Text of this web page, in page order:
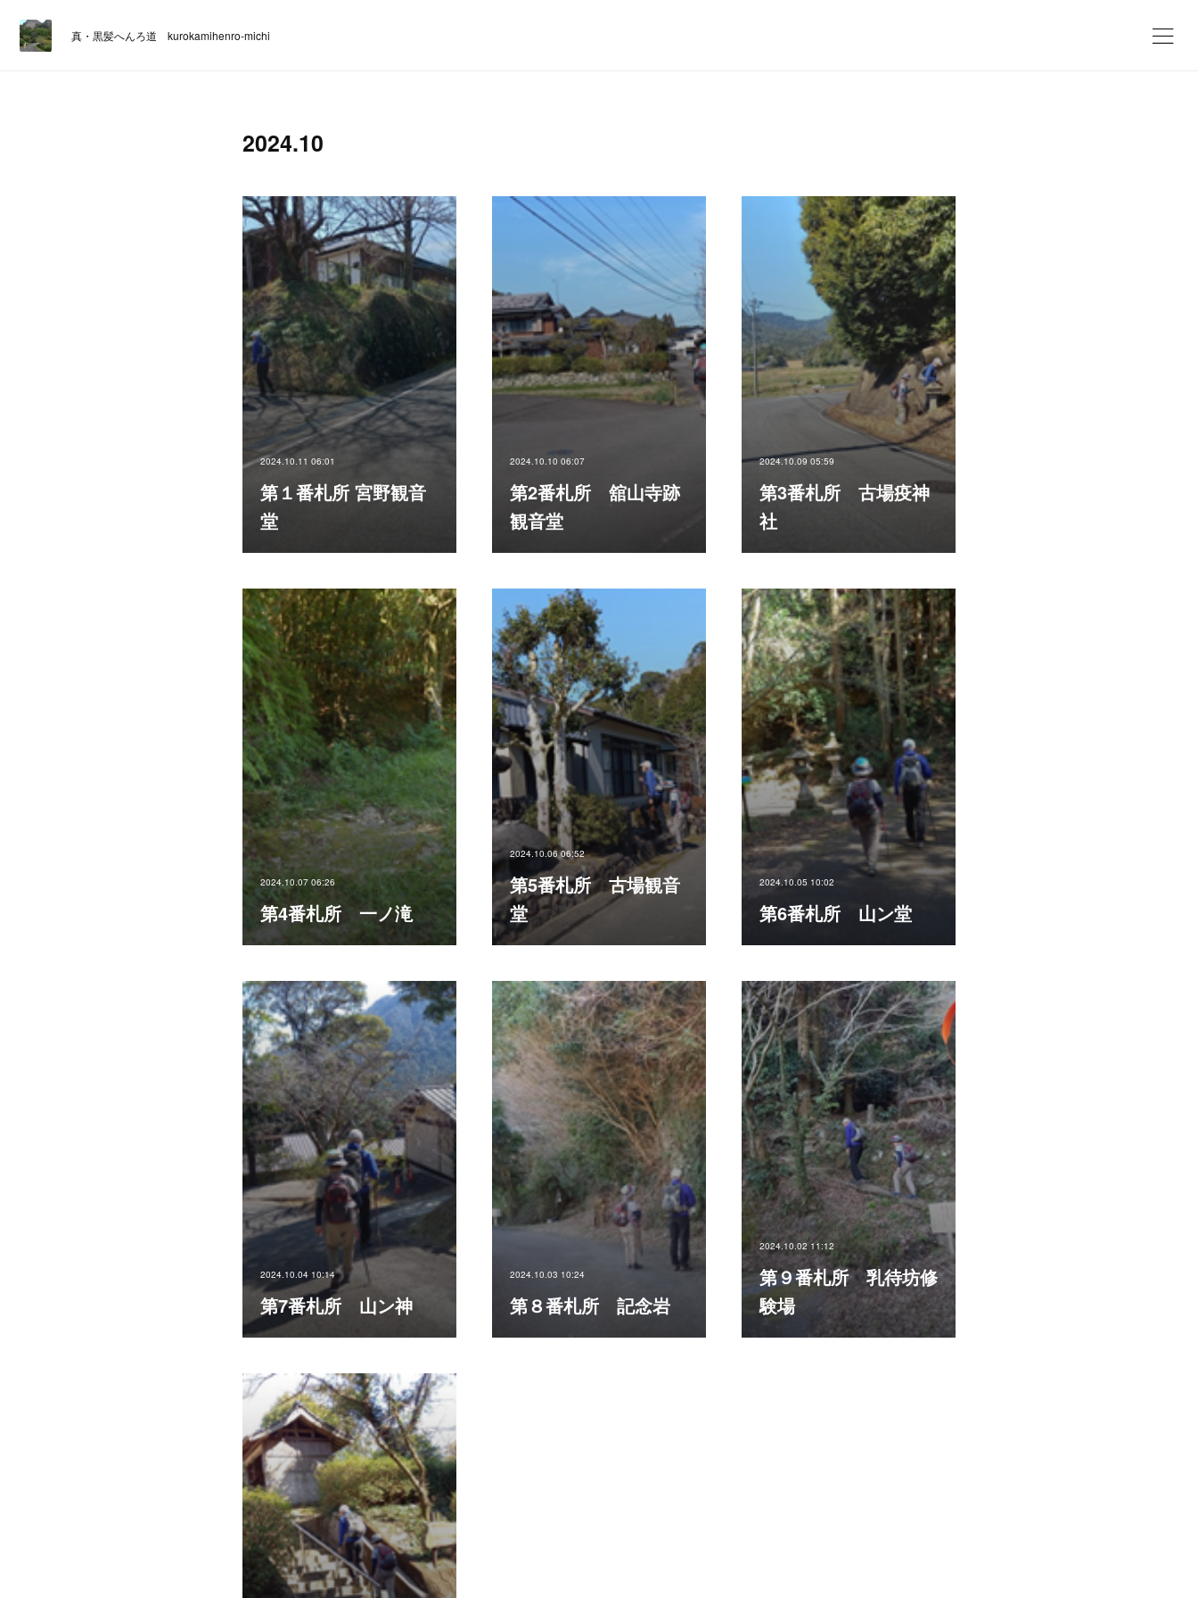
真・黒髪へんろ道 kurokamihenro-michi
2024.10
2024.10.11 06:01
第１番札所 宮野観音
堂
2024.10.10 06:07
第2番札所 舘山寺跡
観音堂
2024.10.09 05:59
第3番札所 古場疫神
社
2024.10.07 06:26
第4番札所 一ノ滝
2024.10.06 06:52
第5番札所 古場観音
堂
2024.10.05 10:02
第6番札所 山ン堂
2024.10.04 10:14
第7番札所 山ン神
2024.10.03 10:24
第８番札所 記念岩
2024.10.02 11:12
第９番札所 乳待坊修
験場